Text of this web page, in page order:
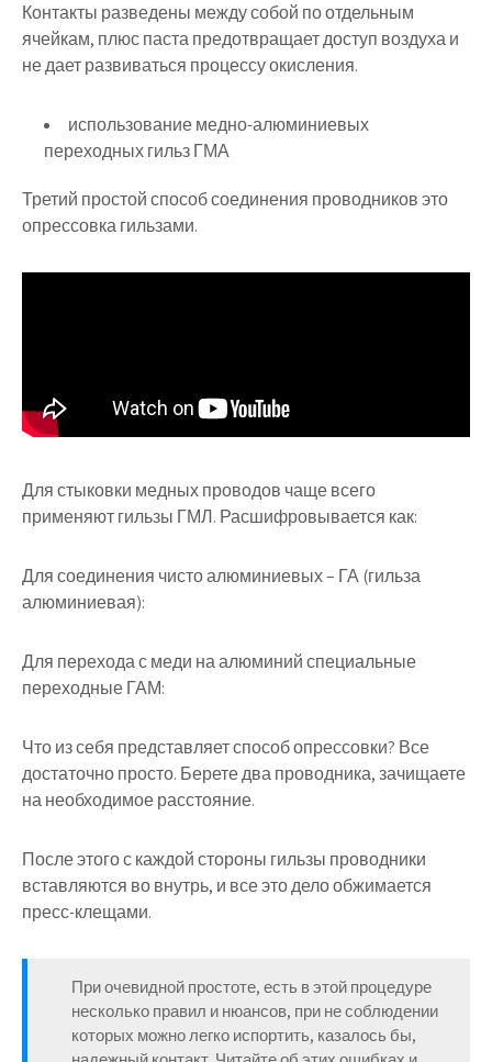
Контакты разведены между собой по отдельным
ячейкам, плюс паста предотвращает доступ воздуха и
не дает развиваться процессу окисления.
использование медно-алюминиевых
переходных гильз ГМА
Третий простой способ соединения проводников это
опрессовка гильзами.
Для стыковки медных проводов чаще всего
применяют гильзы ГМЛ. Расшифровывается как:
Для соединения чисто алюминиевых – ГА (гильза
алюминиевая):
Для перехода с меди на алюминий специальные
переходные ГАМ:
Что из себя представляет способ опрессовки? Все
достаточно просто. Берете два проводника, зачищаете
на необходимое расстояние.
После этого с каждой стороны гильзы проводники
вставляются во внутрь, и все это дело обжимается
пресс-клещами.
При очевидной простоте, есть в этой процедуре
несколько правил и нюансов, при не соблюдении
которых можно легко испортить, казалось бы,